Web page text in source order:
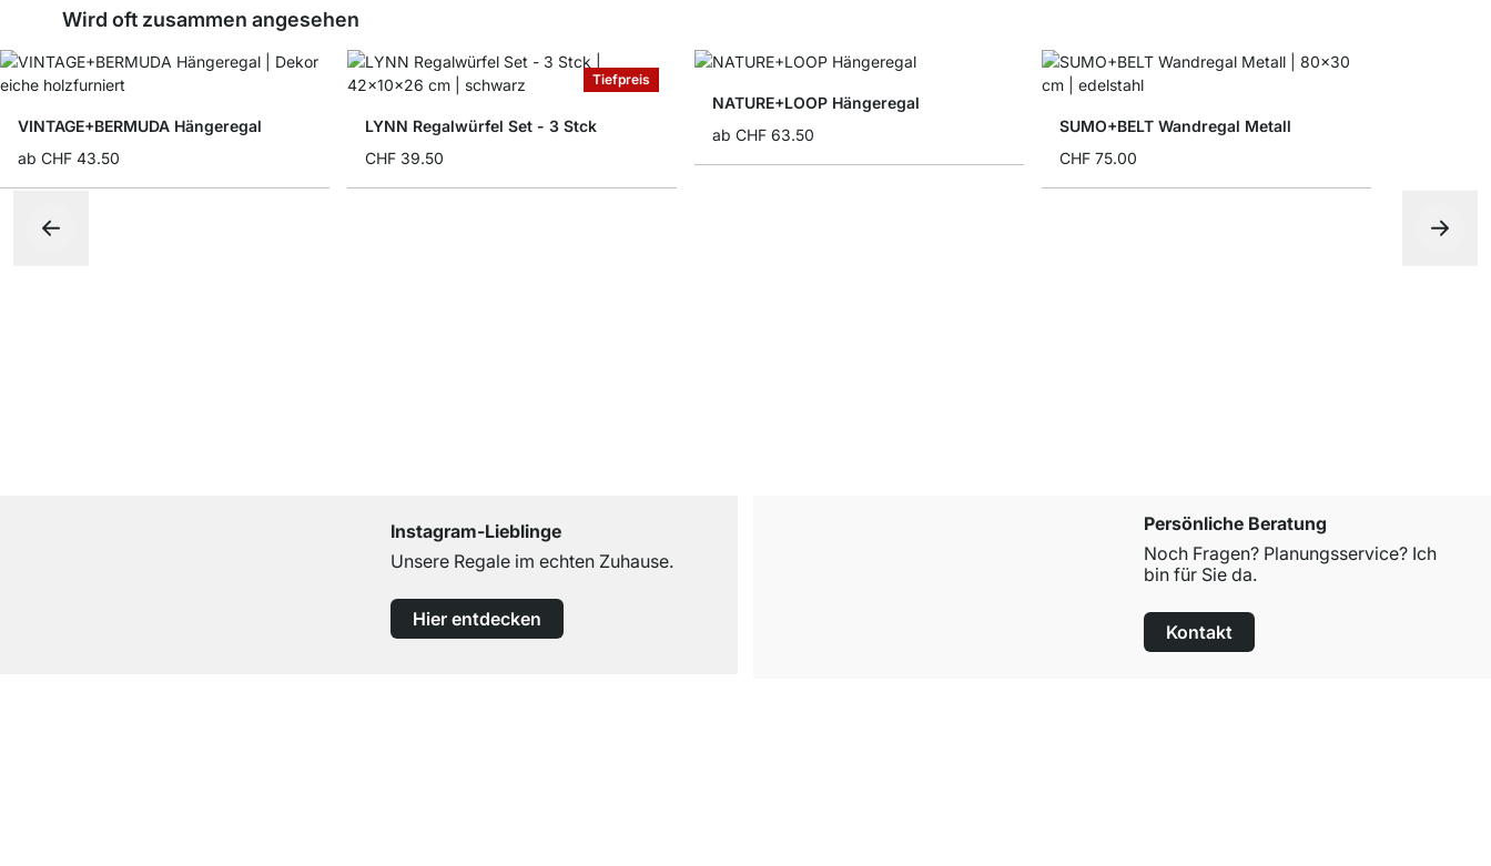
Wird oft zusammen angesehen
VINTAGE+BERMUDA Hängeregal
ab CHF 43.50
Tiefpreis
LYNN Regalwürfel Set - 3 Stck
CHF 39.50
NATURE+LOOP Hängeregal
ab CHF 63.50
SUMO+BELT Wandregal Metall
CHF 75.00
Instagram-Lieblinge
Unsere Regale im echten Zuhause.
Hier entdecken
Persönliche Beratung
Noch Fragen? Planungsservice? Ich
bin für Sie da.
Kontakt